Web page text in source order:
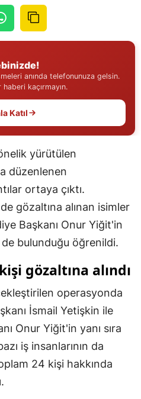
İstanbul
Kırklareli
Kırşehir
anında telefonunuza gelsin.
kaçırmayın.
Katıl
yürütülen
düzenlenen
ortaya çıktı.
gözaltına alınan isimler
Başkanı Onur Yiğit'in
bulunduğu öğrenildi.
gözaltına alındı
operasyonda
İsmail Yetişkin ile
Onur Yiğit'in yanı sıra
iş insanlarının da
24 kişi hakkında